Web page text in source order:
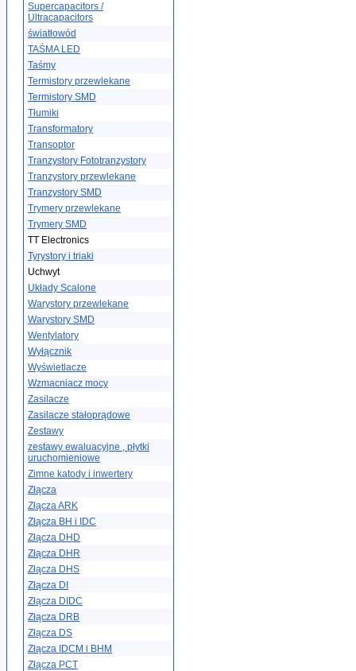
Supercapacitors /
Ultracapacitors
światłowód
TAŚMA LED
Taśmy
Termistory przewlekane
Termistory SMD
Tłumiki
Transformatory
Transoptor
Tranzystory Fototranzystory
Tranzystory przewlekane
Tranzystory SMD
Trymery przewlekane
Trymery SMD
TT Electronics
Tyrystory i triaki
Uchwyt
Układy Scalone
Warystory przewlekane
Warystory SMD
Wentylatory
Wyłącznik
Wyświetlacze
Wzmacniacz mocy
Zasilacze
Zasilacze stałoprądowe
Zestawy
zestawy ewaluacyjne , płytki
uruchomieniowe
Zimne katody i inwertery
Złącza
Złącza ARK
Złącza BH i IDC
Złącza DHD
Złącza DHR
Złącza DHS
Złącza DI
Złącza DIDC
Złącza DRB
Złącza DS
Złącza IDCM i BHM
Złącza PCT